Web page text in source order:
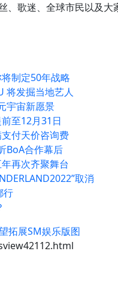
、歌迷、全球市民以及大
制定50年战略
将发掘当地艺人
宇宙新愿景
至12月31日
付天价咨询费
BoA合作幕后
再次齐聚舞台
取消
行
拓展SM娱乐版图